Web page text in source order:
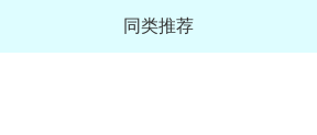
同类推荐